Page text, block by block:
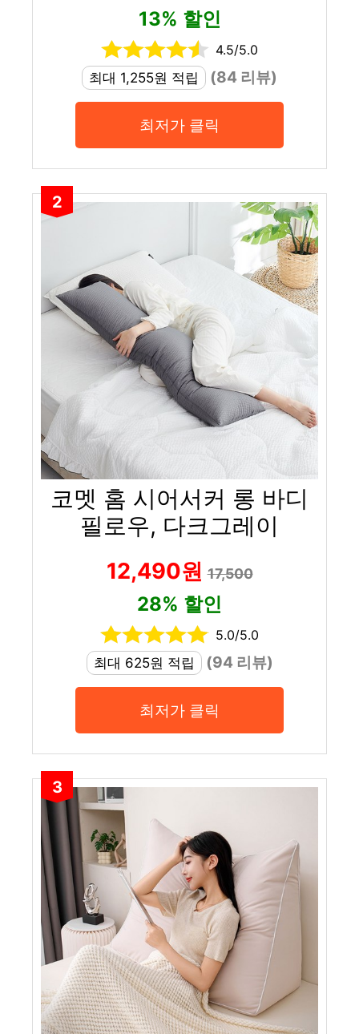
13% 할인
4.5/5.0
최대 1,255원 적립
(84 리뷰)
최저가 클릭
2
코멧 홈 시어서커 롱 바디
필로우, 다크그레이
12,490원17,500
28% 할인
5.0/5.0
최대 625원 적립
(94 리뷰)
최저가 클릭
3